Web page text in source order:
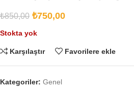
₺850,00 ₺750,00
Stokta yok
Karşılaştır Favorilere ekle
Kategoriler: Genel